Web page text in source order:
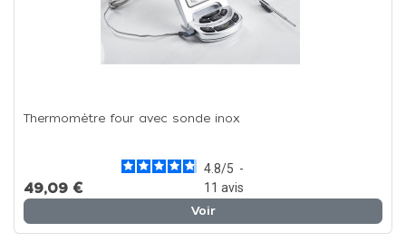
Thermomètre four avec sonde inox
4.8/5 -
11 avis
49,09 €
Voir